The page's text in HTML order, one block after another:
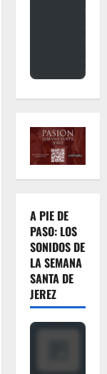
A PIE DE
PASO: LOS
SONIDOS DE
LA SEMANA
SANTA DE
JEREZ